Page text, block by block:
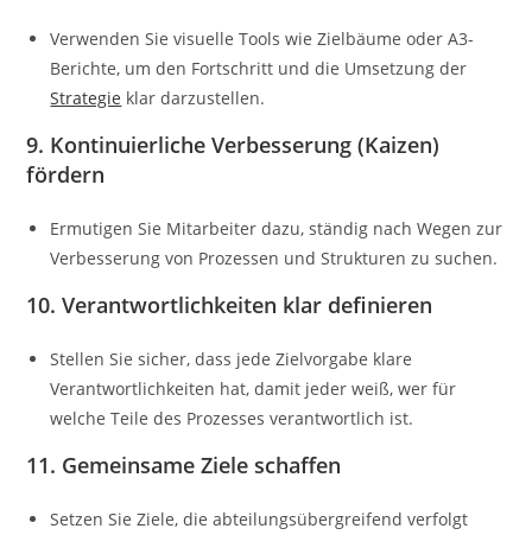
Verwenden Sie visuelle Tools wie Zielbäume oder A3-
Berichte, um den Fortschritt und die Umsetzung der
Strategie klar darzustellen.
9. Kontinuierliche Verbesserung (Kaizen)
fördern
Ermutigen Sie Mitarbeiter dazu, ständig nach Wegen zur
Verbesserung von Prozessen und Strukturen zu suchen.
10. Verantwortlichkeiten klar definieren
Stellen Sie sicher, dass jede Zielvorgabe klare
Verantwortlichkeiten hat, damit jeder weiß, wer für
welche Teile des Prozesses verantwortlich ist.
11. Gemeinsame Ziele schaffen
Setzen Sie Ziele, die abteilungsübergreifend verfolgt